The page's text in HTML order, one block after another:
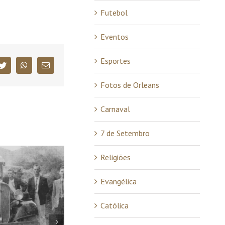
Twitter WhatsApp
E-
mail
Futebol
Eventos
Esportes
Fotos de Orleans
Carnaval
7 de Setembro
Religiões
Evangélica
Católica